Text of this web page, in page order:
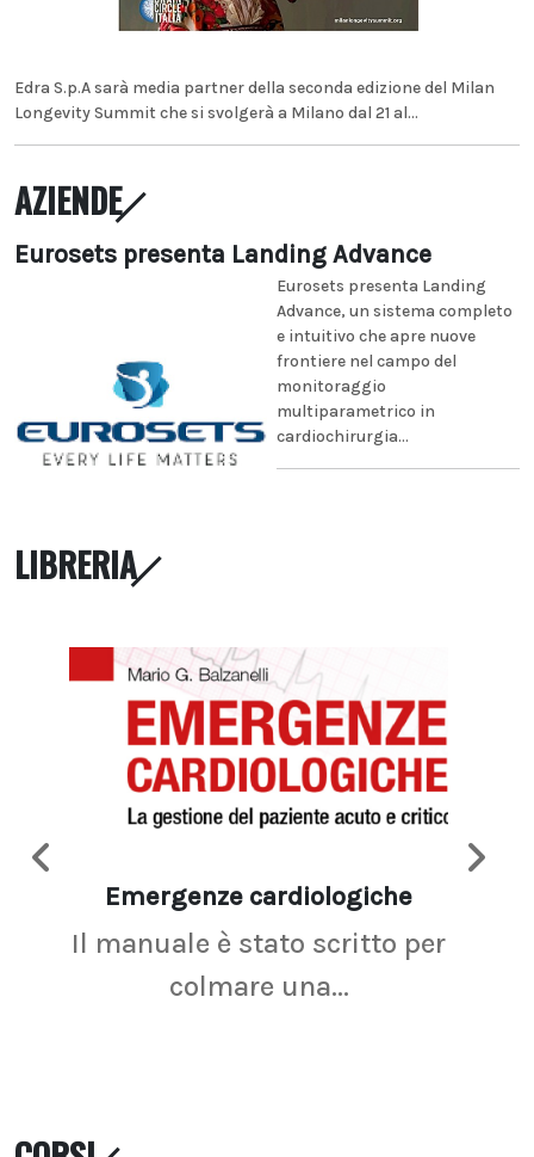
Edra S.p.A sarà media partner della seconda edizione del Milan
Longevity Summit che si svolgerà a Milano dal 21 al...
AZIENDE
Eurosets presenta Landing Advance
Eurosets presenta Landing
Advance, un sistema completo
e intuitivo che apre nuove
frontiere nel campo del
monitoraggio
multiparametrico in
cardiochirurgia...
LIBRERIA
Emergenze cardiologiche
Il manuale è stato scritto per
colmare una...